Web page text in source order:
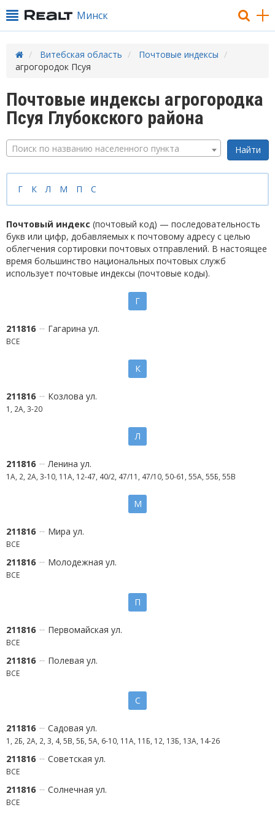
Минск
Витебская область
Почтовые индексы
агрогородок Псуя
Почтовые индексы агрогородка
Псуя Глубокского района
Поиск по названию населенного пункта
Г К Л М П С
Почтовый индекс (почтовый код) — последовательность
букв или цифр, добавляемых к почтовому адресу с целью
облегчения сортировки почтовых отправлений. В настоящее
время большинство национальных почтовых служб
использует почтовые индексы (почтовые коды).
Г
211816 Гагарина ул.
ВСЕ
К
211816 Козлова ул.
1, 2А, 3-20
Л
211816 Ленина ул.
1А, 2, 2А, 3-10, 11А, 12-47, 40/2, 47/11, 47/10, 50-61, 55А, 55Б, 55В
М
211816 Мира ул.
ВСЕ
211816 Молодежная ул.
ВСЕ
П
211816 Первомайская ул.
ВСЕ
211816 Полевая ул.
ВСЕ
С
211816 Садовая ул.
1, 2Б, 2А, 2, 3, 4, 5В, 5Б, 5А, 6-10, 11А, 11Б, 12, 13Б, 13А, 14-26
211816 Советская ул.
ВСЕ
211816 Солнечная ул.
ВСЕ